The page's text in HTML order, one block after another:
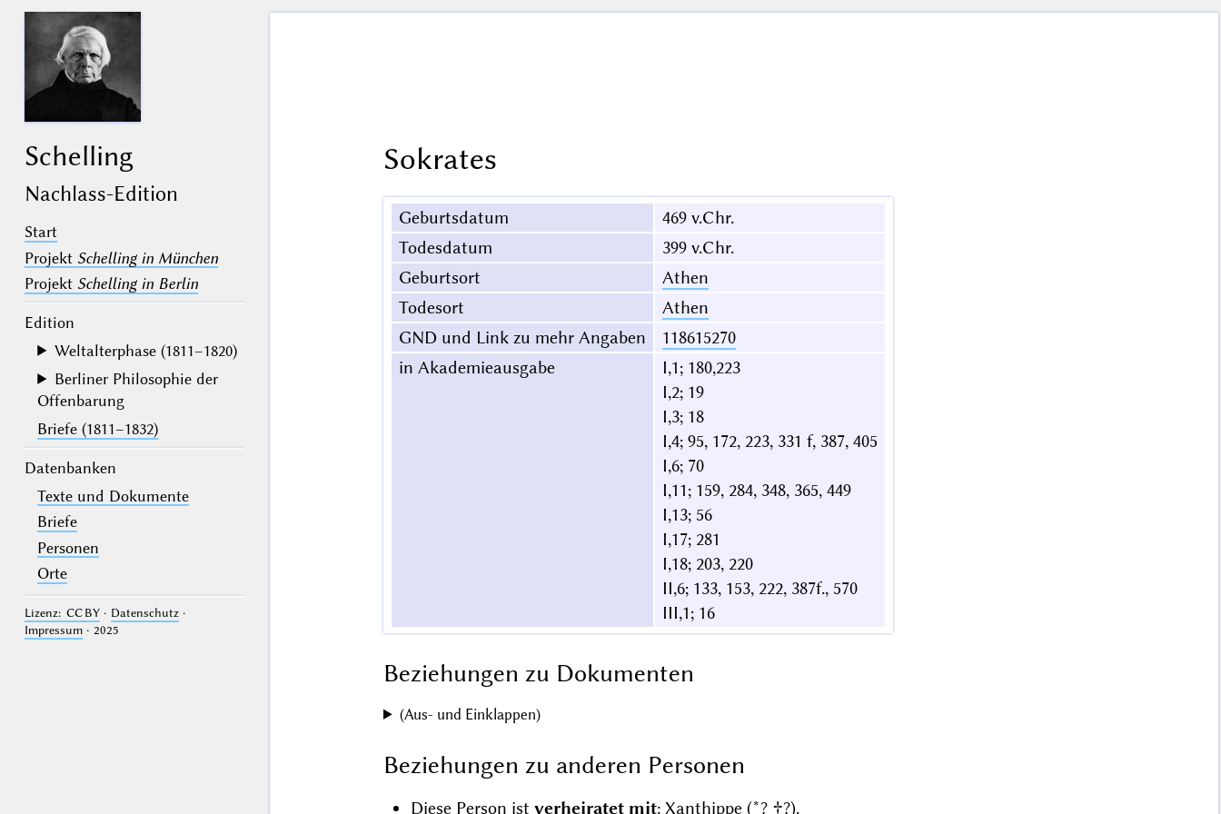
Schelling
Nachlass-Edition
Start
Projekt Schelling in München
Projekt Schelling in Berlin
Edition
Weltalterphase (1811–1820)
Berliner Philosophie der
Offenbarung
Briefe (1811–1832)
Datenbanken
Texte und Dokumente
Briefe
Personen
Orte
Lizenz: CC BY· Datenschutz·
Impressum· 2025
Sokrates
Geburtsdatum
469 v.Chr.
Todesdatum
399 v.Chr.
Geburtsort
Athen
Todesort
Athen
GND und Link zu mehr Angaben
118615270
in Akademieausgabe
I,1; 180,223
I,2; 19
I,3; 18
I,4; 95, 172, 223, 331 f, 387, 405
I,6; 70
I,11; 159, 284, 348, 365, 449
I,13; 56
I,17; 281
I,18; 203, 220
II,6; 133, 153, 222, 387f., 570
III,1; 16
Beziehungen zu Dokumenten
(Aus- und Einklappen)
Beziehungen zu anderen Personen
Diese Person ist verheiratet mit: Xanthippe (*? †?).